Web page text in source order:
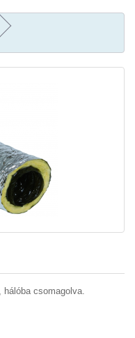
hálóba csomagolva.